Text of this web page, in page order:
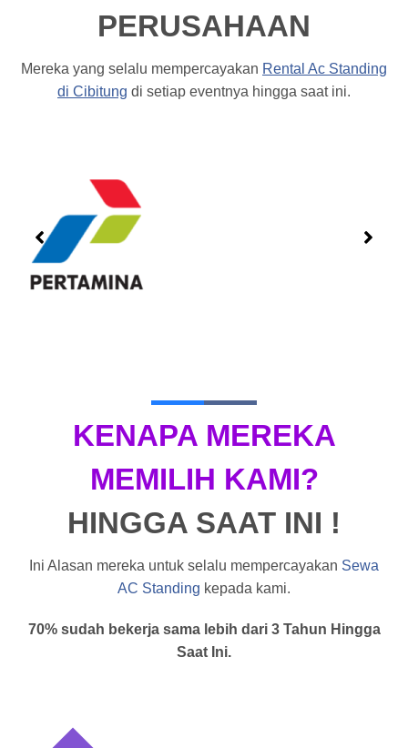
PERUSAHAAN
Mereka yang selalu mempercayakan Rental Ac Standing
di Cibitung di setiap eventnya hingga saat ini.
KENAPA MEREKA
MEMILIH KAMI?
HINGGA SAAT INI !
Ini Alasan mereka untuk selalu mempercayakan Sewa
AC Standing kepada kami.
70% sudah bekerja sama lebih dari 3 Tahun Hingga
Saat Ini.